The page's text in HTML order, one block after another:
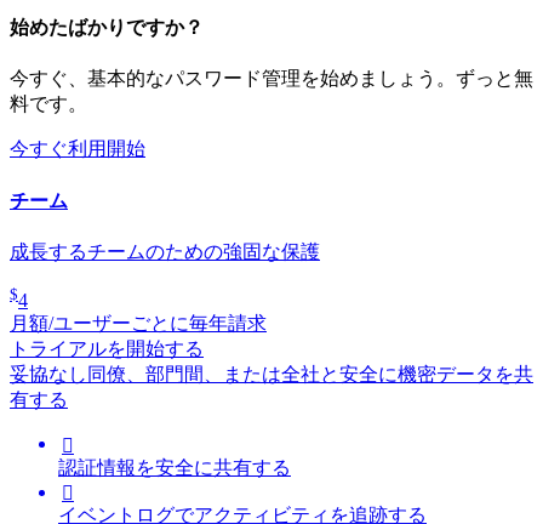
始めたばかりですか？
今すぐ、基本的なパスワード管理を始めましょう。ずっと無
料です。
今すぐ利用開始
チーム
成長するチームのための強固な保護
$4
月額/ユーザーごとに毎年請求
トライアルを開始する
妥協なし 同僚、部門間、または全社と安全に機密データを共
有する

認証情報を安全に共有する

イベントログでアクティビティを追跡する